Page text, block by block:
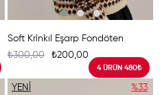
Soft Krinkıl Eşarp Fondöten
₺200,00
₺300,00
4 ÜRÜN 480₺
%33
YENI